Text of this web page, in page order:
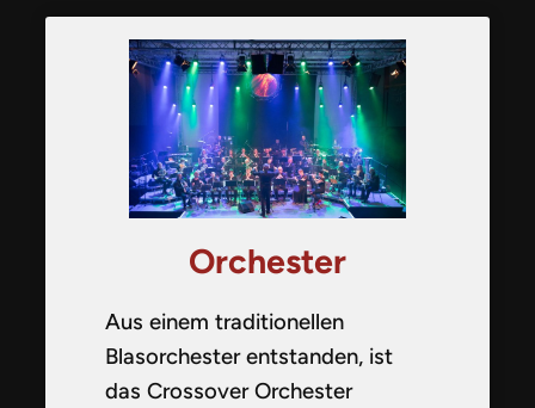
Orchester
Aus einem traditionellen
Blasorchester entstanden, ist
das Crossover Orchester